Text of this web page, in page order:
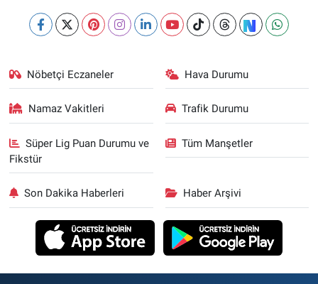
Nöbetçi Eczaneler Hava Durumu
Namaz Vakitleri Trafik Durumu
Süper Lig Puan Durumu ve
Fikstür
Tüm Manşetler
Son Dakika Haberleri Haber Arşivi